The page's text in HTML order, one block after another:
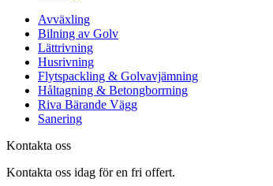
Avväxling
Bilning av Golv
Lättrivning
Husrivning
Flytspackling & Golvavjämning
Håltagning & Betongborrning
Riva Bärande Vägg
Sanering
Kontakta oss
Kontakta oss idag för en fri offert.